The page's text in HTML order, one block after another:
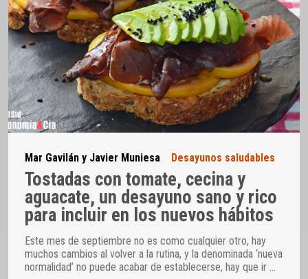
Mar Gavilán y Javier Muniesa Desayunos saludables
Tostadas con tomate, cecina y
aguacate, un desayuno sano y rico
para incluir en los nuevos hábitos
Este mes de septiembre no es como cualquier otro, hay
muchos cambios al volver a la rutina, y la denominada ‘nueva
normalidad’ no puede acabar de establecerse, hay que ir